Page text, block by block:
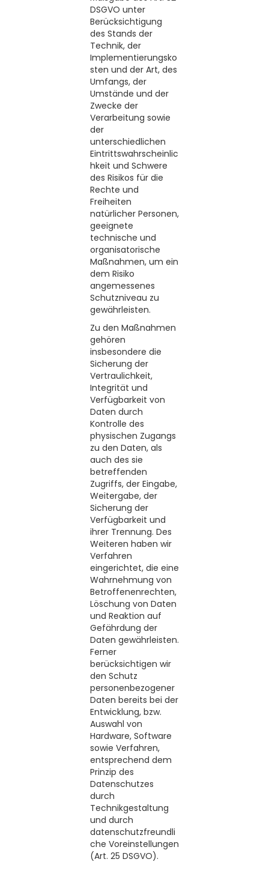
DSGVO unter
Berücksichtigung
des Stands der
Technik, der
Implementierungsko
sten und der Art, des
Umfangs, der
Umstände und der
Zwecke der
Verarbeitung sowie
der
unterschiedlichen
Eintrittswahrscheinlic
hkeit und Schwere
des Risikos für die
Rechte und
Freiheiten
natürlicher Personen,
geeignete
technische und
organisatorische
Maßnahmen, um ein
dem Risiko
angemessenes
Schutzniveau zu
gewährleisten.
Zu den Maßnahmen
gehören
insbesondere die
Sicherung der
Vertraulichkeit,
Integrität und
Verfügbarkeit von
Daten durch
Kontrolle des
physischen Zugangs
zu den Daten, als
auch des sie
betreffenden
Zugriffs, der Eingabe,
Weitergabe, der
Sicherung der
Verfügbarkeit und
ihrer Trennung. Des
Weiteren haben wir
Verfahren
eingerichtet, die eine
Wahrnehmung von
Betroffenenrechten,
Löschung von Daten
und Reaktion auf
Gefährdung der
Daten gewährleisten.
Ferner
berücksichtigen wir
den Schutz
personenbezogener
Daten bereits bei der
Entwicklung, bzw.
Auswahl von
Hardware, Software
sowie Verfahren,
entsprechend dem
Prinzip des
Datenschutzes
durch
Technikgestaltung
und durch
datenschutzfreundli
che Voreinstellungen
(Art. 25 DSGVO).